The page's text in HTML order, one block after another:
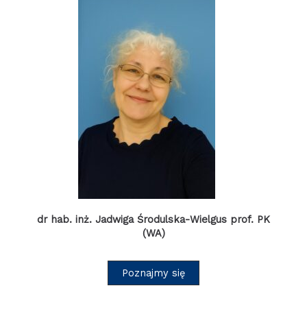
dr hab. inż. Jadwiga Środulska-Wielgus prof. PK
(WA)
Poznajmy się